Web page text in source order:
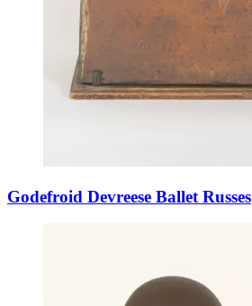
Godefroid Devreese Ballet Russes